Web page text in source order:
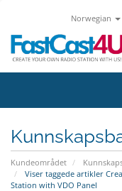
Norwegian
Kundeområdet
Viser taggede artikler
Station with VDO Panel